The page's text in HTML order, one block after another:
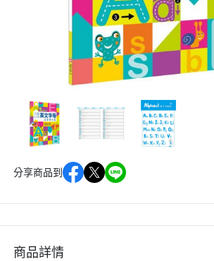
分享商品到
商品詳情